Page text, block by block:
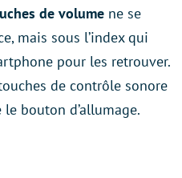
de volume ne se
mais sous l’index qui
pour les retrouver.
de contrôle sonore
bouton d’allumage.